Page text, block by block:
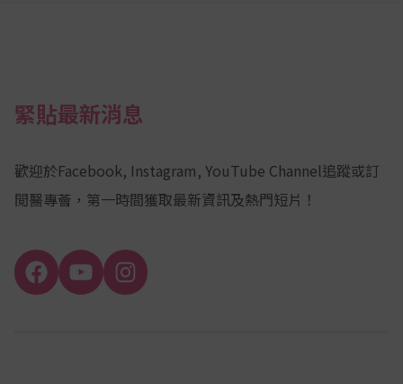
緊貼最新消息
歡迎於Facebook, Instagram, YouTube Channel追蹤或訂
閲醫專薈，第一時間獲取最新資訊及熱門短片！
Facebook
YouTube
Channel
Instagram